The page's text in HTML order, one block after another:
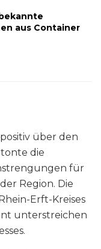
aus Container
über den
die
für
Region. Die
Erft-Kreises
unterstreichen